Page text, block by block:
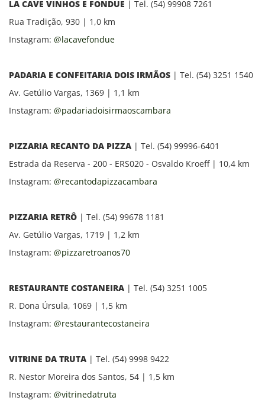
LA CAVE VINHOS E FONDUE | Tel. (54) 99908 7261
Rua Tradição, 930 | 1,0 km
Instagram: @lacavefondue
PADARIA E CONFEITARIA DOIS IRMÃOS | Tel. (54) 3251 1540
Av. Getúlio Vargas, 1369 | 1,1 km
Instagram: @padariadoisirmaoscambara
PIZZARIA RECANTO DA PIZZA | Tel. (54) 99996-6401
Estrada da Reserva - 200 - ERS020 - Osvaldo Kroeff | 10,4 km
Instagram: @recantodapizzacambara
PIZZARIA RETRÔ | Tel. (54) 99678 1181
Av. Getúlio Vargas, 1719 | 1,2 km
Instagram: @pizzaretroanos70
RESTAURANTE COSTANEIRA | Tel. (54) 3251 1005
R. Dona Úrsula, 1069 | 1,5 km
Instagram: @restaurantecostaneira
VITRINE DA TRUTA | Tel. (54) 9998 9422
R. Nestor Moreira dos Santos, 54 | 1,5 km
Instagram: @vitrinedatruta